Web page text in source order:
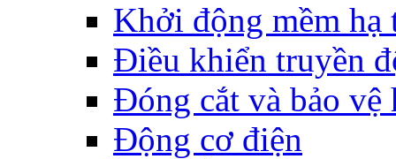
Khởi động mềm hạ
Điều khiển truyền
Đóng cắt và bảo vệ
Động cơ điện